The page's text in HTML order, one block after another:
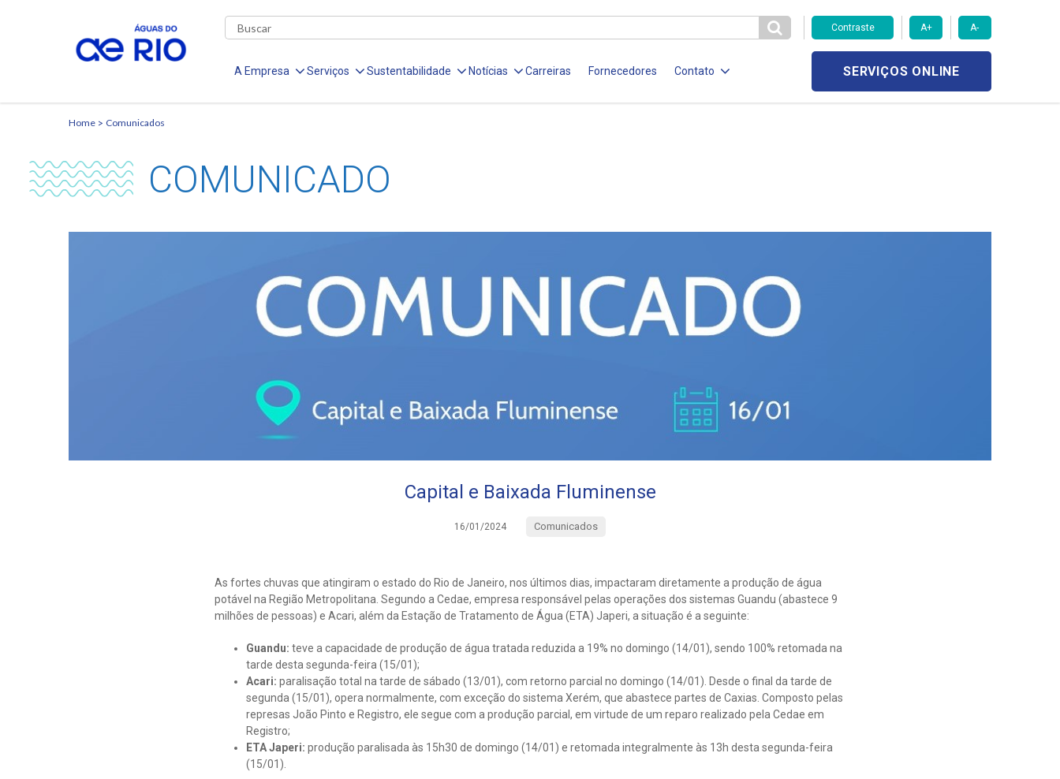
Contraste A+ A-
A Empresa Serviços Sustentabilidade Notícias Carreiras Fornecedores Contato SERVIÇOS ONLINE
Home Comunicados
COMUNICADO
Capital e Baixada Fluminense
16/01/2024 Comunicados
As fortes chuvas que atingiram o estado do Rio de Janeiro, nos últimos dias, impactaram diretamente a produção de água
potável na Região Metropolitana. Segundo a Cedae, empresa responsável pelas operações dos sistemas Guandu (abastece 9
milhões de pessoas) e Acari, além da Estação de Tratamento de Água (ETA) Japeri, a situação é a seguinte:
Guandu: teve a capacidade de produção de água tratada reduzida a 19% no domingo (14/01), sendo 100% retomada na
tarde desta segunda-feira (15/01);
Acari: paralisação total na tarde de sábado (13/01), com retorno parcial no domingo (14/01). Desde o final da tarde de
segunda (15/01), opera normalmente, com exceção do sistema Xerém, que abastece partes de Caxias. Composto pelas
represas João Pinto e Registro, ele segue com a produção parcial, em virtude de um reparo realizado pela Cedae em
Registro;
ETA Japeri: produção paralisada às 15h30 de domingo (14/01) e retomada integralmente às 13h desta segunda-feira
(15/01).